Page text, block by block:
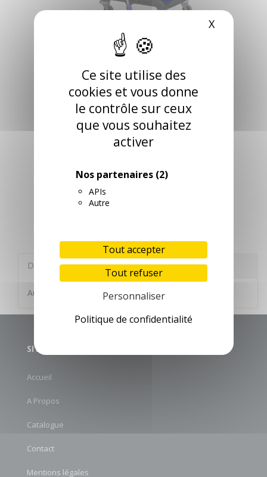
Ce site utilise des
cookies et vous donne
le contrôle sur ceux
que vous souhaitez
activer
Nos partenaires (2)
APIs
Autre
Tout accepter
Tout refuser
Personnaliser
Politique de confidentialité
XMasquer
CHARIOT KIT
NETTOYAGE
COMPLET BLACK
RECYCLE
Aucune description n'est disponible pour ce produit
RETROUVEZ CE PRODUIT DANS LES
CATÉGORIES SUIVANTES
Description Autres informations
Aucune description n'est disponible
SITE MAP
Accueil
A Propos
Catalogue
Contact
Mentions légales